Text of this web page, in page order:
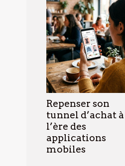
Repenser son
tunnel d’achat à
l’ère des
applications
mobiles